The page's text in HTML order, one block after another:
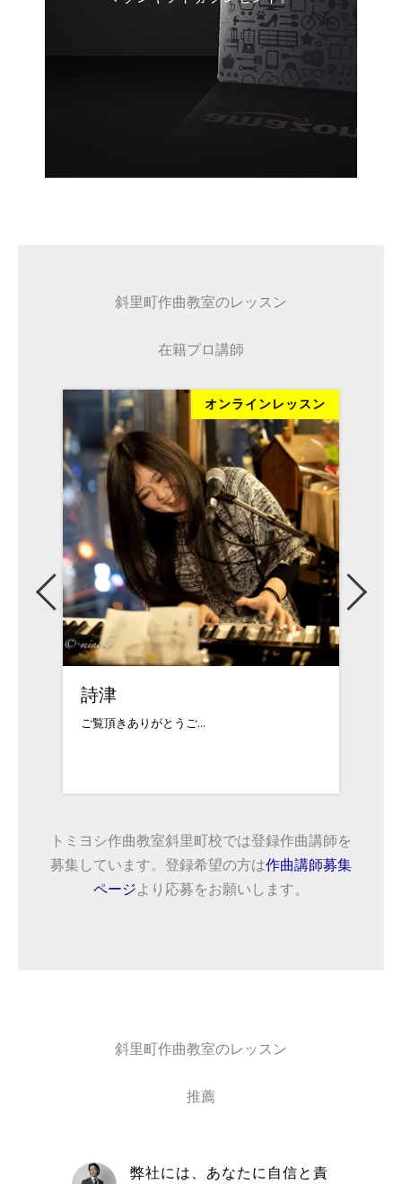
斜里町作曲教室のレッスン
在籍プロ講師
オンラインレッスン
詩津
ご覧頂きありがとうご...
トミヨシ作曲教室斜里町校では登録作曲講師を
募集しています。登録希望の方は作曲講師募集
ページより応募をお願いします。
斜里町作曲教室のレッスン
推薦
取材を通してトミヨシ作曲教